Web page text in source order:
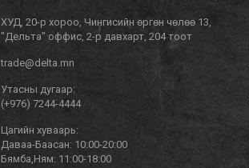
ХУД, 20-р хороо, Чингисийн өргөн чөлөө 13,
"Дельта" оффис, 2-р давхарт, 204 тоот
trade@delta.mn
Утасны дугаар:
(+976) 7244-4444
Цагийн хуваарь:
Даваа-Баасан: 10:00-20:00
Бямба,Ням: 11:00-18:00